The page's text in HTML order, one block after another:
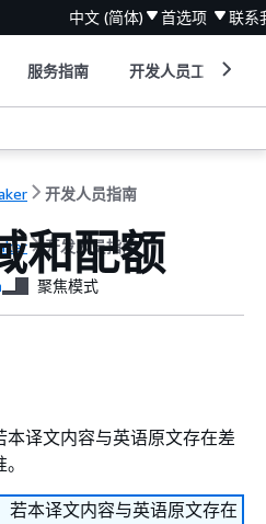
中文 (简体) 首选项 联系
服务指南 开发人员工具
开发人员指南
开发人员指南
和配额
聚焦模式
译文内容与英语原文存在差
若本译文内容与英语原文存在